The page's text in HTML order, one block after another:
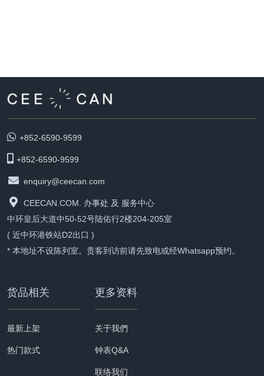
+852-6590-9599
+852-6590-9599
enquiry@ceecan.com
CEECAN.COM. 办事处 及 服务中心
中环皇后大道中50-52号陆佑行2楼204-205室
( 近中环港铁站D2出口 )
* 本地址不设陈列室。贵客到访前请先致电或经Whatsapp预约。
货品相关
最新上架
热门款式
更多资料
关于我們
钟表Q&A
联络我们